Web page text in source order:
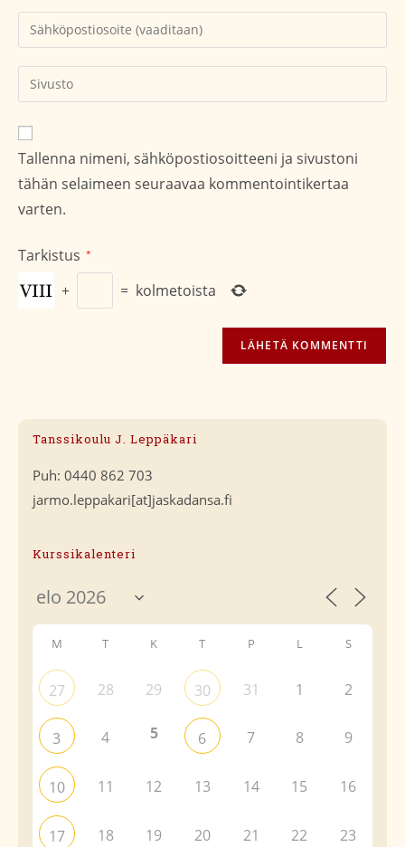
tai
käyttäjätunnuksesi
Kirjoita
sähköpostiosoitteesi
kommentoidaksesi
Kirjoita
sivustosi
osoite/URL
(valinnainen)
Tallenna nimeni, sähköpostiosoitteeni ja sivustoni
tähän selaimeen seuraavaa kommentointikertaa
varten.
Tarkistus *
+ = kolmetoista
Tanssikoulu J. Leppäkari
Puh: 0440 862 703
jarmo.leppakari[at]jaskadansa.fi
Kurssikalenteri
M T K T P L S
27 28 29 30 31 1 2
3 4 5 6 7 8 9
10 11 12 13 14 15 16
17 18 19 20 21 22 23